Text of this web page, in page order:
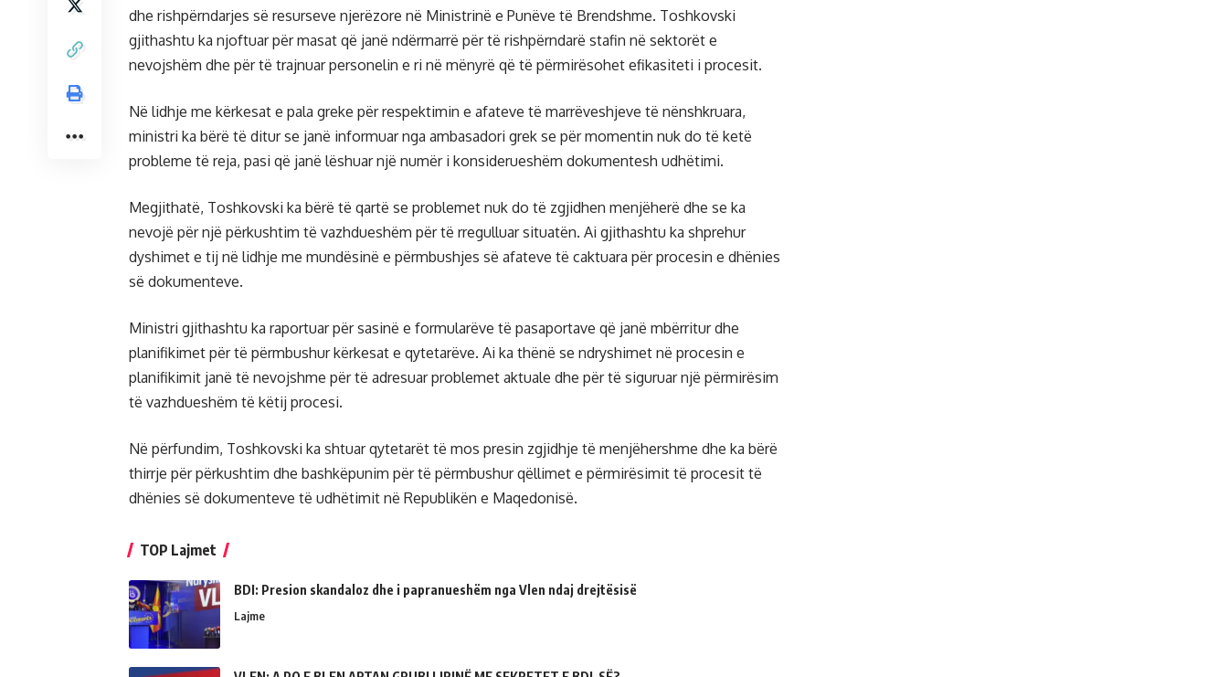
dhe rishpërndarjes së resurseve njerëzore në Ministrinë e Punëve të Brendshme. Toshkovski
gjithashtu ka njoftuar për masat që janë ndërmarrë për të rishpërndarë stafin në sektorët e
nevojshëm dhe për të trajnuar personelin e ri në mënyrë që të përmirësohet efikasiteti i procesit.
Në lidhje me kërkesat e pala greke për respektimin e afateve të marrëveshjeve të nënshkruara,
ministri ka bërë të ditur se janë informuar nga ambasadori grek se për momentin nuk do të ketë
probleme të reja, pasi që janë lëshuar një numër i konsiderueshëm dokumentesh udhëtimi.
Megjithatë, Toshkovski ka bërë të qartë se problemet nuk do të zgjidhen menjëherë dhe se ka
nevojë për një përkushtim të vazhdueshëm për të rregulluar situatën. Ai gjithashtu ka shprehur
dyshimet e tij në lidhje me mundësinë e përmbushjes së afateve të caktuara për procesin e dhënies
së dokumenteve.
Ministri gjithashtu ka raportuar për sasinë e formularëve të pasaportave që janë mbërritur dhe
planifikimet për të përmbushur kërkesat e qytetarëve. Ai ka thënë se ndryshimet në procesin e
planifikimit janë të nevojshme për të adresuar problemet aktuale dhe për të siguruar një përmirësim
të vazhdueshëm të këtij procesi.
Në përfundim, Toshkovski ka shtuar qytetarët të mos presin zgjidhje të menjëhershme dhe ka bërë
thirrje për përkushtim dhe bashkëpunim për të përmbushur qëllimet e përmirësimit të procesit të
dhënies së dokumenteve të udhëtimit në Republikën e Maqedonisë.
TOP Lajmet
BDI: Presion skandaloz dhe i papranueshëm nga Vlen ndaj drejtësisë
Lajme